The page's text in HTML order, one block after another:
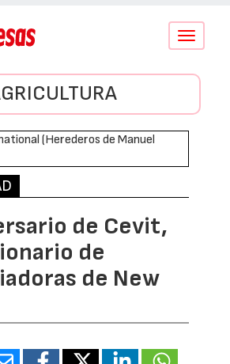
Conmutar
de Cevit,
de
de New